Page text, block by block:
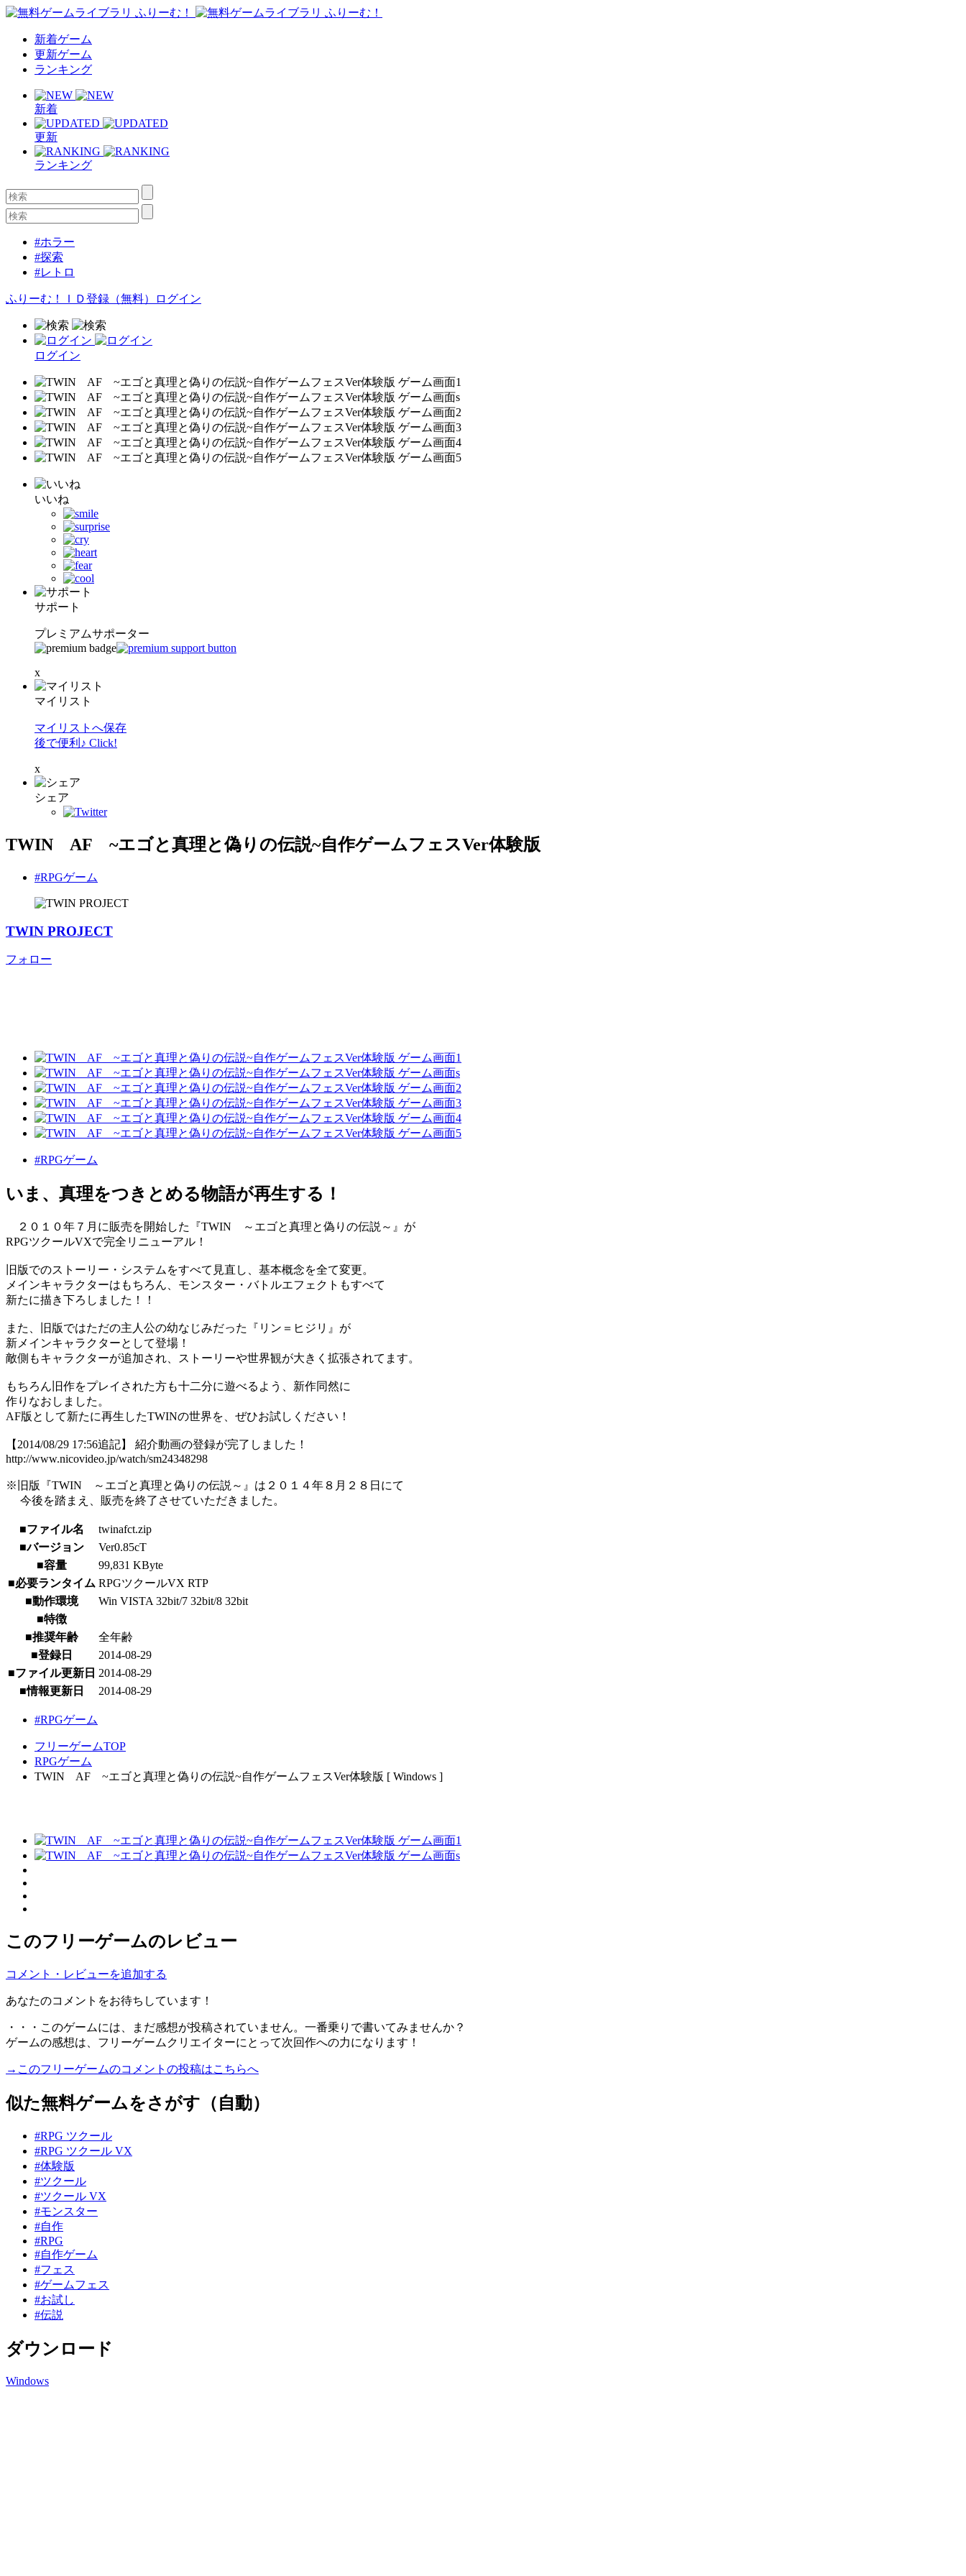
新着ゲーム
更新ゲーム
ランキング
新着
更新
ランキング
#ホラー
#探索
#レトロ
ふりーむ！ＩＤ登録（無料） ログイン
ログイン
いいね
サポート
プレミアムサポーター
x
マイリスト
マイリストへ保存
後で便利♪ Click!
x
シェア
TWIN AF ~エゴと真理と偽りの伝説~自作ゲームフェスVer体験版
#RPGゲーム
TWIN PROJECT
フォロー
#RPGゲーム
いま、真理をつきとめる物語が再生する！
２０１０年７月に販売を開始した『TWIN ～エゴと真理と偽りの伝説～』が
RPGツクールVXで完全リニューアル！
旧版でのストーリー・システムをすべて見直し、基本概念を全て変更。
メインキャラクターはもちろん、モンスター・バトルエフェクトもすべて
新たに描き下ろしました！！
また、旧版ではただの主人公の幼なじみだった『リン＝ヒジリ』が
新メインキャラクターとして登場！
敵側もキャラクターが追加され、ストーリーや世界観が大きく拡張されてます。
もちろん旧作をプレイされた方も十二分に遊べるよう、新作同然に
作りなおしました。
AF版として新たに再生したTWINの世界を、ぜひお試しください！
【2014/08/29 17:56追記】 紹介動画の登録が完了しました！
http://www.nicovideo.jp/watch/sm24348298
※旧版『TWIN ～エゴと真理と偽りの伝説～』は２０１４年８月２８日にて
今後を踏まえ、販売を終了させていただきました。
■ファイル名
twinafct.zip
■バージョン
Ver0.85cT
■容量
99,831 KByte
■必要ランタイム RPGツクールVX RTP
■動作環境
Win VISTA 32bit/7 32bit/8 32bit
■特徴
■推奨年齢
全年齢
■登録日
2014-08-29
■ファイル更新日 2014-08-29
■情報更新日
2014-08-29
#RPGゲーム
フリーゲームTOP
RPGゲーム
TWIN AF ~エゴと真理と偽りの伝説~自作ゲームフェスVer体験版 [ Windows ]
このフリーゲームのレビュー
コメント・レビューを追加する
あなたのコメントをお待ちしています！
・・・このゲームには、まだ感想が投稿されていません。一番乗りで書いてみませんか？
ゲームの感想は、フリーゲームクリエイターにとって次回作への力になります！
→このフリーゲームのコメントの投稿はこちらへ
似た無料ゲームをさがす（自動）
#RPG ツクール
#RPG ツクール VX
#体験版
#ツクール
#ツクール VX
#モンスター
#自作
#RPG
#自作ゲーム
#フェス
#ゲームフェス
#お試し
#伝説
ダウンロード
Windows